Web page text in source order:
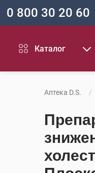
0 800 30 20 60
Каталог
Аптека D.S.